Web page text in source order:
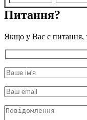
Питання?
Якщо у Вас є питання,